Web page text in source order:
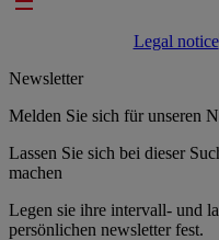
Legal notice
Newsletter
Melden Sie sich für unseren
Lassen Sie sich bei dieser
machen
Legen sie ihre intervall- und
persönlichen newsletter fest.